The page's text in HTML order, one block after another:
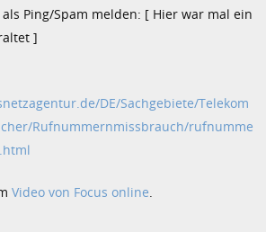
Ping/Spam melden: [ Hier war mal ein
]
DE/Sachgebiete/Telekom
Rufnummernmissbrauch/rufnumme
Video von Focus online